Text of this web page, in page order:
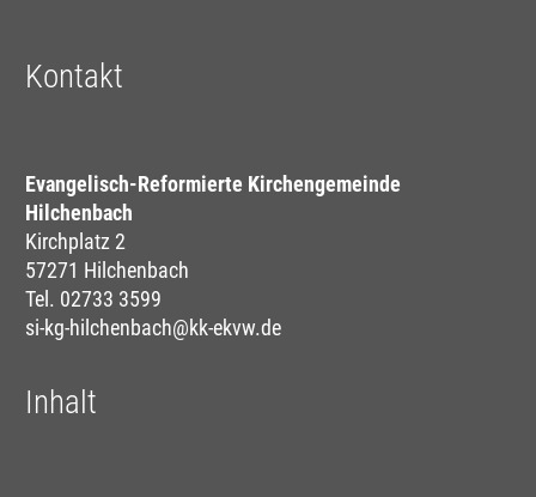
Kontakt
Evangelisch-Reformierte Kirchengemeinde
Hilchenbach
Kirchplatz 2
57271 Hilchenbach
Tel. 02733 3599
si-kg-hilchenbach@kk-ekvw.de
Inhalt